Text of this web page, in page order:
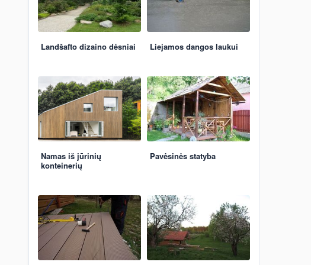
Landšafto dizaino dėsniai Liejamos dangos laukui
Namas iš jūrinių
konteinerių
Pavėsinės statyba